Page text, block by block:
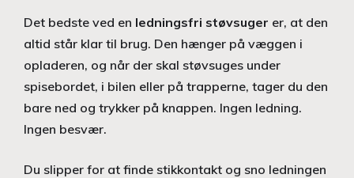
Det bedste ved en ledningsfri støvsuger er, at den
altid står klar til brug. Den hænger på væggen i
opladeren, og når der skal støvsuges under
spisebordet, i bilen eller på trapperne, tager du den
bare ned og trykker på knappen. Ingen ledning.
Ingen besvær.
Du slipper for at finde stikkontakt og sno ledningen